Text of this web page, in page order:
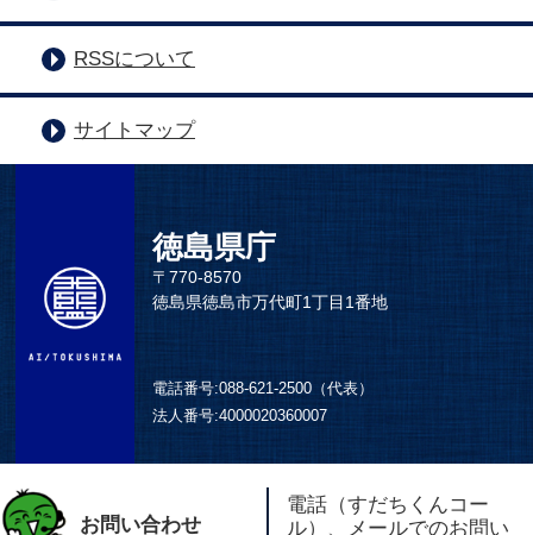
RSSについて
サイトマップ
徳島県庁
〒770-8570
徳島県徳島市万代町1丁目1番地
電話番号:088-621-2500（代表）
法人番号:4000020360007
お問い合わせ
電話（すだちくんコー
ル）、メールでのお問い